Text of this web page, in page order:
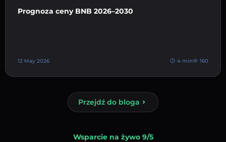
Prognoza ceny BNB 2026–2030
12 May 2026 4 min 160
Przejdź do bloga
Wsparcie na żywo 9/5